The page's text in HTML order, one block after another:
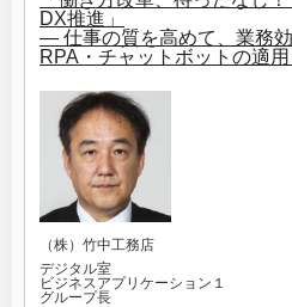
DX推進」
― 仕事の質を高めて、業務
RPA・チャットボットの適
（株）竹中工務店
デジタル室
ビジネスアプリケーション１
グループ長